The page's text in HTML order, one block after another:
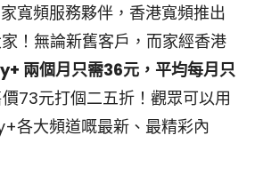
寬頻服務夥伴，香港寬頻推出
！無論新舊客戶，而家經香港
兩個月只需36元，平均每月只
價73元打個二五折！觀眾可以用
各大頻道嘅最新、最精彩內